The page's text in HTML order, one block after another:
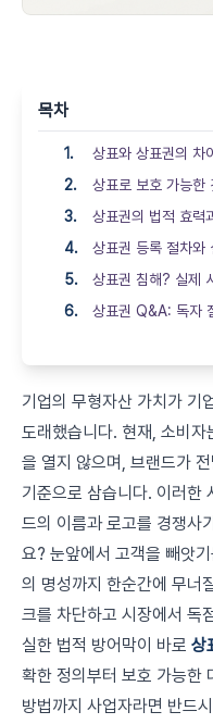
목차
상표와 상표권의 차
상표로 보호 가능한
상표권의 법적 효력
상표권 등록 절차와
상표권 침해? 실제
상표권 Q&A: 독자
기업의 무형자산 가치가 기
도래했습니다. 현재, 소비
을 열지 않으며, 브랜드가
기준으로 삼습니다. 이러한
드의 이름과 로고를 경쟁사
요? 눈앞에서 고객을 빼앗
의 명성까지 한순간에 무너
크를 차단하고 시장에서 독
실한 법적 방어막이 바로 상
확한 정의부터 보호 가능한
방법까지 사업자라면 반드